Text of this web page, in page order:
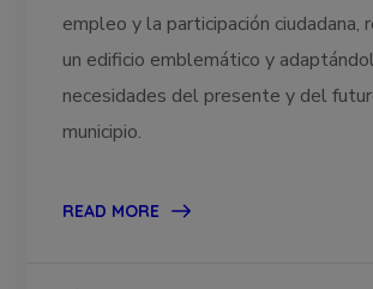
empleo y la participación ciudadana,
un edificio emblemático y
necesidades del presente y del
municipio.
READ MORE